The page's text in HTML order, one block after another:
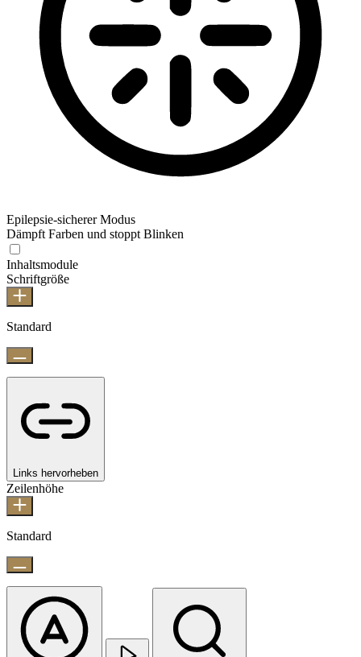
Epilepsie-sicherer Modus
Dämpft Farben und stoppt Blinken
Inhaltsmodule
Schriftgröße
Standard
Links hervorheben
Zeilenhöhe
Standard